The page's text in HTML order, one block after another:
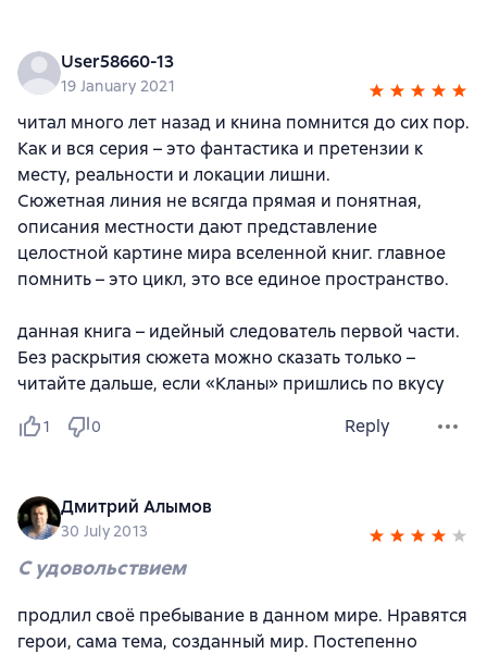
User58660-13
19 January 2021
читал много лет назад и книна помнится до сих пор.
Как и вся серия – это фантастика и претензии к
месту, реальности и локации лишни.
Сюжетная линия не всягда прямая и понятная,
описания местности дают представление
целостной картине мира вселенной книг. главное
помнить – это цикл, это все единое пространство.
данная книга – идейный следователь первой части.
Без раскрытия сюжета можно сказать только –
читайте дальше, если «Кланы» пришлись по вкусу
1 0 Reply
Дмитрий Алымов
30 July 2013
С удовольствием
продлил своё пребывание в данном мире. Нравятся
герои, сама тема, созданный мир. Постепенно